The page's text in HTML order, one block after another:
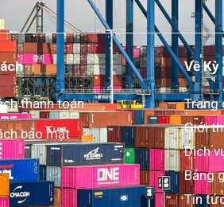
thanh toán
bảo mật
Về
Trang
Giới
Dịch
Bảng
Tin